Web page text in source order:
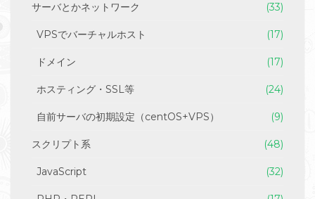
サーバとかネットワーク (33)
VPSでバーチャルホスト (17)
ドメイン (17)
ホスティング・SSL等 (24)
自前サーバの初期設定（centOS+VPS） (9)
スクリプト系 (48)
JavaScript (32)